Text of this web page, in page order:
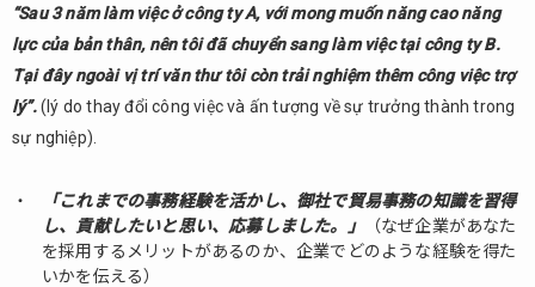
“Sau 3 năm làm việc ở công ty A, với mong muốn năng cao năng
lực của bản thân, nên tôi đã chuyển sang làm việc tại công ty B.
Tại đây ngoài vị trí văn thư tôi còn trải nghiệm thêm công việc trợ
lý”.(lý do thay đổi công việc và ấn tượng về sự trưởng thành trong
sự nghiệp).
「これまでの事務経験を活かし、御社で貿易事務の知識を習得
し、貢献したいと思い、応募しました。」
（なぜ企業があなた
を採用するメリットがあるのか、企業でどのような経験を得た
いかを伝える）